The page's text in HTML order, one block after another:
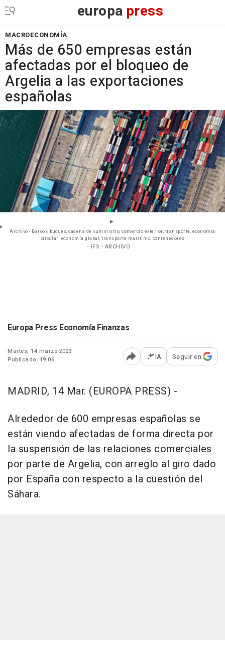
europa press
MACROECONOMÍA
Más de 650 empresas están
afectadas por el bloqueo de
Argelia a las exportaciones
españolas
Archivo - Barcos, buques, cadena de suministro, comercio exterior, transporte, economía
circular, economía global, transporte marítimo, contenedores
- IFS - ARCHIVO
Europa Press Economía Finanzas
Martes, 14 marzo 2023
Publicado: 19:06
Abrir opciones para
IA Seguir en
MADRID, 14 Mar. (EUROPA PRESS) -
Alrededor de 600 empresas españolas se
están viendo afectadas de forma directa por
la suspensión de las relaciones comerciales
por parte de Argelia, con arreglo al giro dado
por España con respecto a la cuestión del
Sáhara.